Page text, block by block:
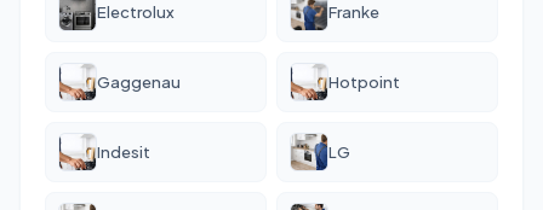
Electrolux Franke
Gaggenau Hotpoint
Indesit LG